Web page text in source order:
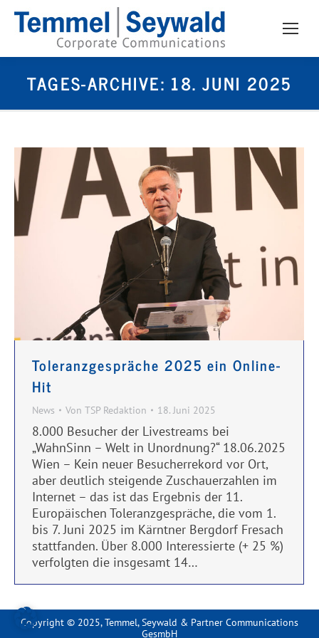
TAGES-ARCHIVE: 18. JUNI 2025
Toleranzgespräche 2025 ein Online-
Hit
News Von TSP Redaktion 18. Juni 2025
8.000 Besucher der Livestreams bei
„WahnSinn – Welt in Unordnung?“ 18.06.2025
Wien – Kein neuer Besucherrekord vor Ort,
aber deutlich steigende Zuschauerzahlen im
Internet – das ist das Ergebnis der 11.
Europäischen Toleranzgespräche, die vom 1.
bis 7. Juni 2025 im Kärntner Bergdorf Fresach
stattfanden. Über 8.000 Interessierte (+ 25 %)
verfolgten die insgesamt 14…
Copyright © 2025, Temmel, Seywald & Partner Communications
GesmbH